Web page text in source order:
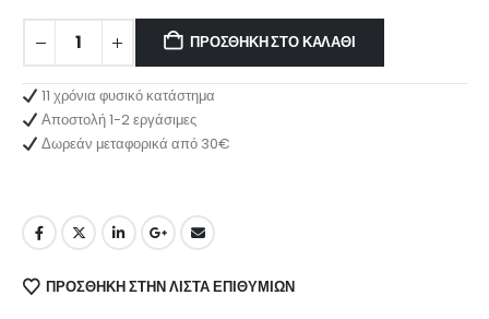
ΠΡΟΣΘΉΚΗ ΣΤΟ ΚΑΛΆΘΙ
11 χρόνια φυσικό κατάστημα
Αποστολή 1-2 εργάσιμες
Δωρεάν μεταφορικά από 30€
ΠΡΌΣΘΉΚΗ ΣΤΗΝ ΛΊΣΤΑ ΕΠΙΘΥΜΙΏΝ